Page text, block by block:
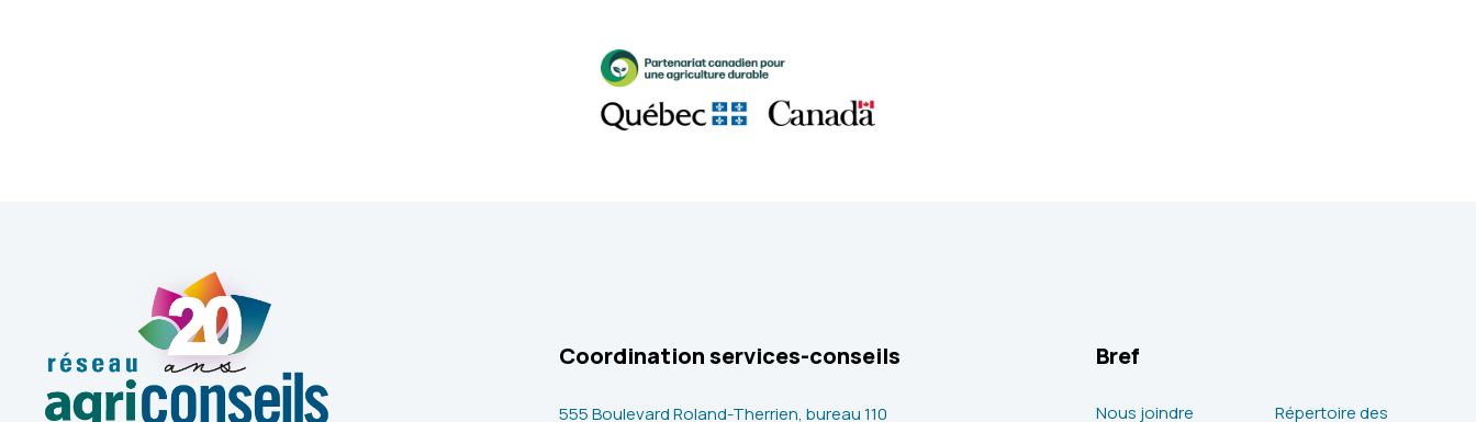
Coordination services-conseils
555 Boulevard Roland-Therrien, bureau 110
Bref
Nous joindre Répertoire des